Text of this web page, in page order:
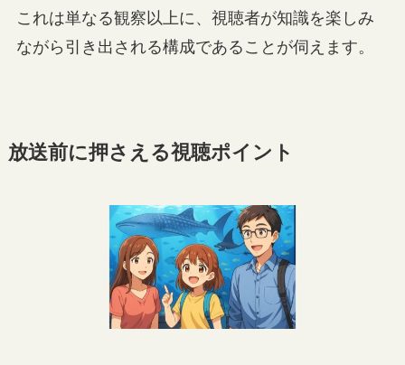
これは単なる観察以上に、視聴者が知識を楽しみ
ながら引き出される構成であることが伺えます。
放送前に押さえる視聴ポイント